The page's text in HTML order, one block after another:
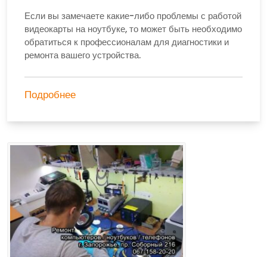
Если вы замечаете какие-либо проблемы с работой
видеокарты на ноутбуке, то может быть необходимо
обратиться к профессионалам для диагностики и
ремонта вашего устройства.
Подробнее